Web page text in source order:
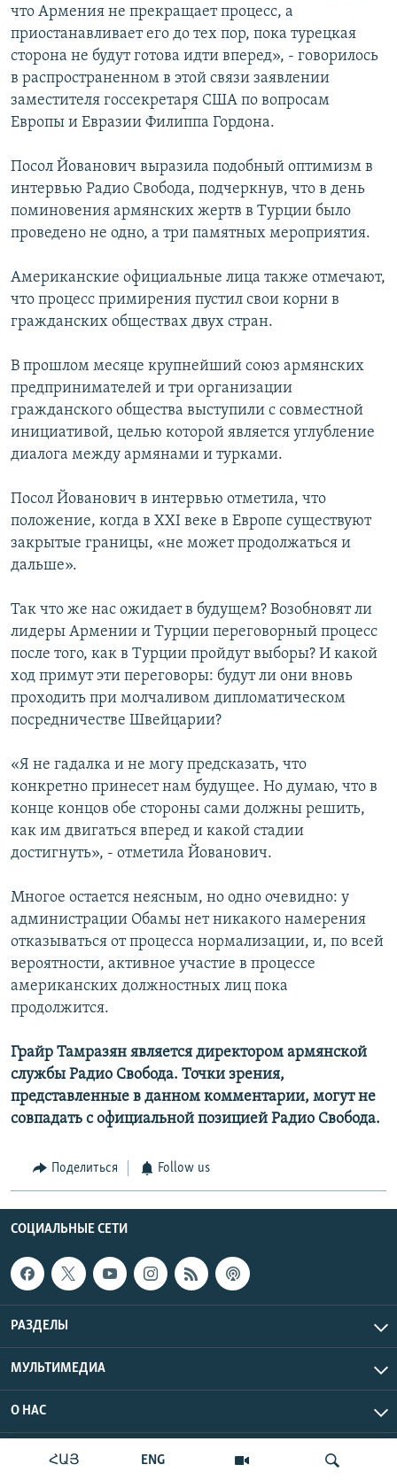
ՀԱՅ ENG
что Армения не прекращает процесс, а
приостанавливает его до тех пор, пока турецкая
сторона не будут готова идти вперед», - говорилось
в распространенном в этой связи заявлении
заместителя госсекретаря США по вопросам
Европы и Евразии Филиппа Гордона.
Посол Йованович выразила подобный оптимизм в
интервью Радио Свобода, подчеркнув, что в день
поминовения армянских жертв в Турции было
проведено не одно, а три памятных мероприятия.
Американские официальные лица также отмечают,
что процесс примирения пустил свои корни в
гражданских обществах двух стран.
В прошлом месяце крупнейший союз армянских
предпринимателей и три организации
гражданского общества выступили с совместной
инициативой, целью которой является углубление
диалога между армянами и турками.
Посол Йованович в интервью отметила, что
положение, когда в XXI веке в Европе существуют
закрытые границы, «не может продолжаться и
дальше».
Так что же нас ожидает в будущем? Возобновят ли
лидеры Армении и Турции переговорный процесс
после того, как в Турции пройдут выборы? И какой
ход примут эти переговоры: будут ли они вновь
проходить при молчаливом дипломатическом
посредничестве Швейцарии?
«Я не гадалка и не могу предсказать, что
конкретно принесет нам будущее. Но думаю, что в
конце концов обе стороны сами должны решить,
как им двигаться вперед и какой стадии
достигнуть», - отметила Йованович.
Многое остается неясным, но одно очевидно: у
администрации Обамы нет никакого намерения
отказываться от процесса нормализации, и, по всей
вероятности, активное участие в процессе
американских должностных лиц пока
продолжится.
Грайр Тамразян является директором армянской
службы Радио Свобода. Точки зрения,
представленные в данном комментарии, могут не
совпадать с официальной позицией Радио Свобода.
Поделиться Follow us
СОЦИАЛЬНЫЕ СЕТИ
РАЗДЕЛЫ
МУЛЬТИМЕДИА
О НАС
Радио Азатутюн © 2026 RFE/RL, Inc. Все права защищены.